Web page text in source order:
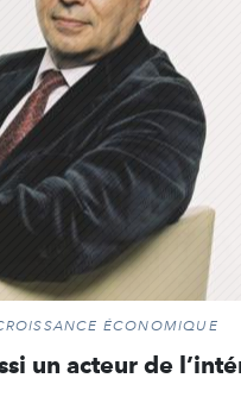
ÉCONOMIQUE
un acteur de